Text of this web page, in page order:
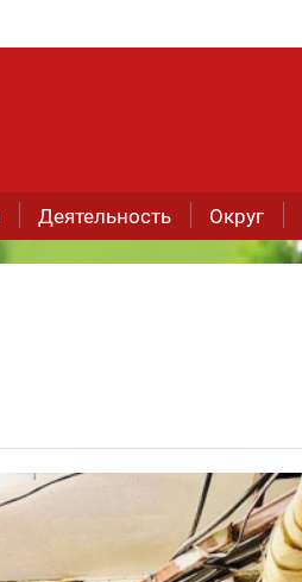
Деятельность Округ